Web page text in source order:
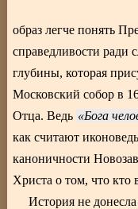
образ легче понять
справедливости ради
глубины, которая
Московский собор в
Отца. Ведь
Бога
как считают
каноничности
Христа о том, что кто
История не